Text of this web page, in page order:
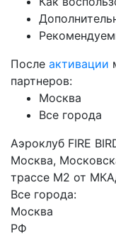
После активации
партнеров:
Москва
Все города
Аэроклуб FIRE
Москва,
трассе М2 от
Все города:
Москва
РФ